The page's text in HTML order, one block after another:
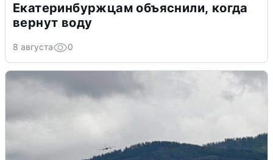
Екатеринбуржцам объяснили, когда
вернут воду
8 августа 0